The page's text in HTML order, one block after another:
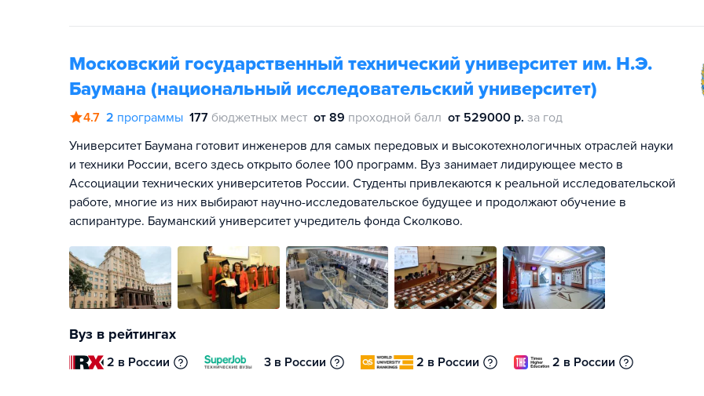
Московский государственный технический университет им. Н.Э.
Баумана (национальный исследовательский университет)
4.7 2 программы 177 бюджетных мест от 89 проходной балл от 529000 р. за год
Университет Баумана готовит инженеров для самых передовых и высокотехнологичных отраслей науки
и техники России, всего здесь открыто более 100 программ. Вуз занимает лидирующее место в
Ассоциации технических университетов России. Студенты привлекаются к реальной исследовательской
работе, многие из них выбирают научно-исследовательское будущее и продолжают обучение в
аспирантуре. Бауманский университет учредитель фонда Сколково.
Вуз в рейтингах
2 в России 3 в России 2 в России 2 в России